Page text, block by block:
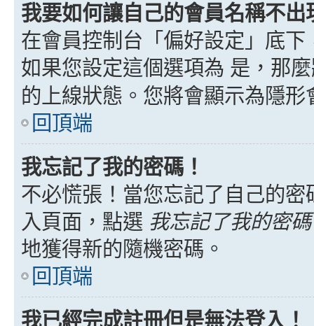
我要如何讓自己的會員名稱不
在會員控制台「偏好設定」底
如果您設定這個選項為 是 ，那
的上線狀態。您將會顯示為隱形
回頂端
我忘記了我的密碼！
不必慌張！當您忘記了自己的
入頁面，點選 我忘記了我的密碼
地獲得新的隨機密碼。
回頂端
我已經完成註冊但是無法登入！